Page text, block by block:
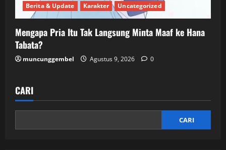
Berita & Update Karakter Uncategorized
Mengapa Pria Itu Tak Langsung Minta Maaf ke Hana
Tabata?
muncunggembel Agustus 9, 2026 0
CARI
CARI